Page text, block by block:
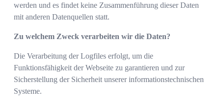
werden und es findet keine Zusammenführung dieser Daten
mit anderen Datenquellen statt.
Zu welchem Zweck verarbeiten wir die Daten?
Die Verarbeitung der Logfiles erfolgt, um die
Funktionsfähigkeit der Webseite zu garantieren und zur
Sicherstellung der Sicherheit unserer informationstechnischen
Systeme.